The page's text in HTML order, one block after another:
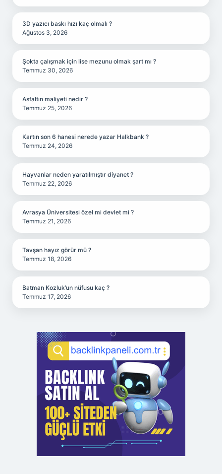
3D yazıcı baskı hızı kaç olmalı ?
Ağustos 3, 2026
Şokta çalışmak için lise mezunu olmak şart mı ?
Temmuz 30, 2026
Asfaltın maliyeti nedir ?
Temmuz 25, 2026
Kartın son 6 hanesi nerede yazar Halkbank ?
Temmuz 24, 2026
Hayvanlar neden yaratılmıştır diyanet ?
Temmuz 22, 2026
Avrasya Üniversitesi özel mi devlet mi ?
Temmuz 21, 2026
Tavşan hayız görür mü ?
Temmuz 18, 2026
Batman Kozluk’un nüfusu kaç ?
Temmuz 17, 2026